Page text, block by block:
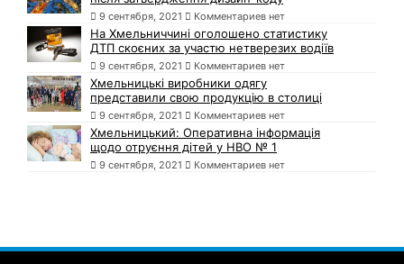
9 сентября, 2021 Комментариев нет
На Хмельниччині оголошено статистику
ДТП скоєних за участю нетверезих водіїв
9 сентября, 2021 Комментариев нет
Хмельницькі виробники одягу
представили свою продукцію в столиці
9 сентября, 2021 Комментариев нет
Хмельницький: Оперативна інформація
щодо отруєння дітей у НВО № 1
9 сентября, 2021 Комментариев нет